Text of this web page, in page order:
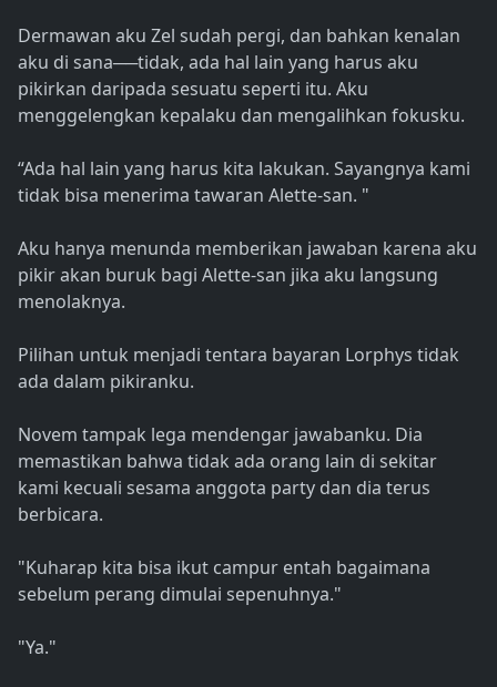
Dermawan aku Zel sudah pergi, dan bahkan kenalan
aku di sana──tidak, ada hal lain yang harus aku
pikirkan daripada sesuatu seperti itu. Aku
menggelengkan kepalaku dan mengalihkan fokusku.
“Ada hal lain yang harus kita lakukan. Sayangnya kami
tidak bisa menerima tawaran Alette-san. "
Aku hanya menunda memberikan jawaban karena aku
pikir akan buruk bagi Alette-san jika aku langsung
menolaknya.
Pilihan untuk menjadi tentara bayaran Lorphys tidak
ada dalam pikiranku.
Novem tampak lega mendengar jawabanku. Dia
memastikan bahwa tidak ada orang lain di sekitar
kami kecuali sesama anggota party dan dia terus
berbicara.
"Kuharap kita bisa ikut campur entah bagaimana
sebelum perang dimulai sepenuhnya."
"Ya."